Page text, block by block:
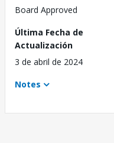
Board Approved
Última Fecha de
Actualización
3 de abril de 2024
Notes